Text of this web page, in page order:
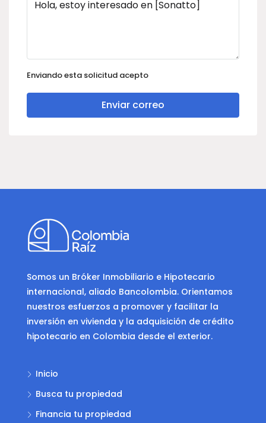
Enviando esta solicitud acepto
Enviar correo
Somos un Bróker Inmobiliario e Hipotecario
internacional, aliado Bancolombia. Orientamos
nuestros esfuerzos a promover y facilitar la
inversión en vivienda y la adquisición de crédito
hipotecario en Colombia desde el exterior.
Inicio
Busca tu propiedad
Financia tu propiedad